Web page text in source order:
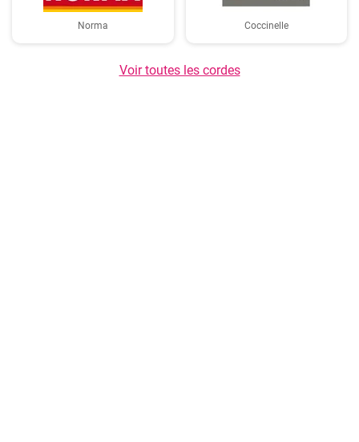
Norma Coccinelle
Voir toutes les cordes